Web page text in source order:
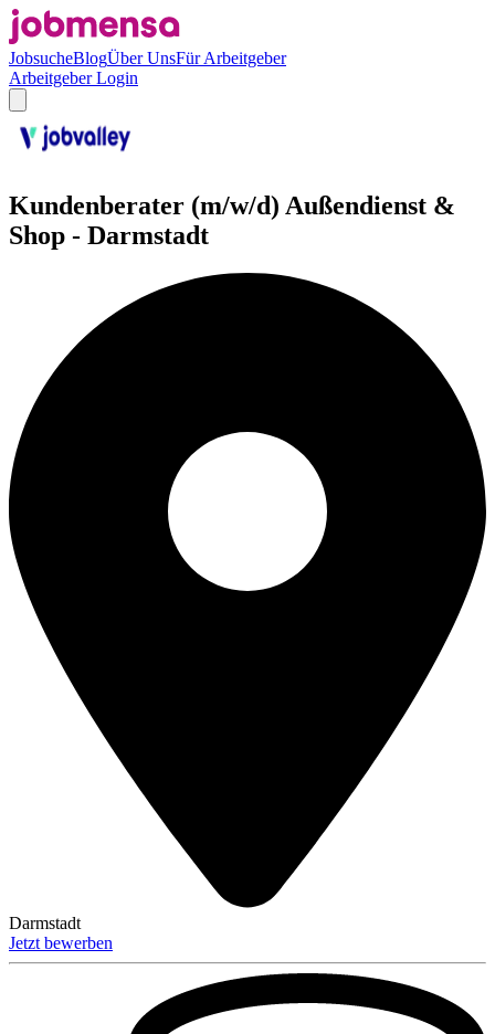
JobsucheBlogÜber UnsFür Arbeitgeber
Arbeitgeber Login
Kundenberater (m/w/d) Außendienst &
Shop - Darmstadt
Darmstadt
Jetzt bewerben